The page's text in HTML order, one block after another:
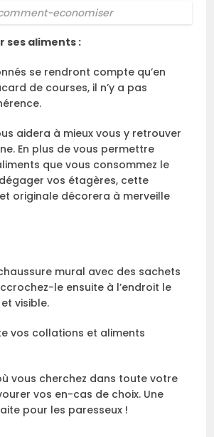
economiser
ses aliments :
se rendront compte qu’en
de courses, il n’y a pas
aidera à mieux vous y retrouver
En plus de vous permettre
que vous consommez le
vos étagères, cette
originale décorera à merveille
mural avec des sachets
le ensuite à l’endroit le
visible.
vos collations et aliments
vous cherchez dans toute votre
vos en-cas de choix. Une
pour les paresseux !